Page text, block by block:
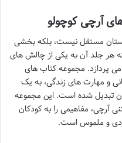
آرچی کوچولو
تنها یک داستان مستقل نیست، بلکه بخشی
هر جلد آن به یکی از چالش های
پردازد. مجموعه کتاب های
و مهارت های زندگی، به یک
تبدیل شده است. این مجموعه
مفاهیمی را به کودکان
و ملموس است.